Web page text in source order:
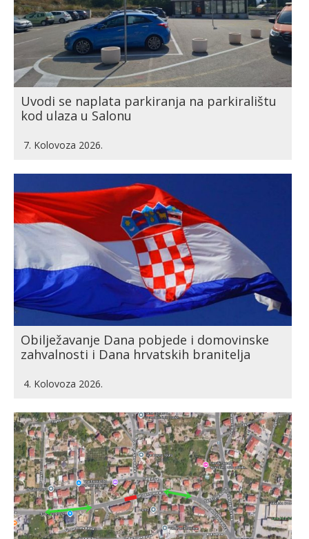
Uvodi se naplata parkiranja na parkiralištu
kod ulaza u Salonu
7. Kolovoza 2026.
Obilježavanje Dana pobjede i domovinske
zahvalnosti i Dana hrvatskih branitelja
4. Kolovoza 2026.